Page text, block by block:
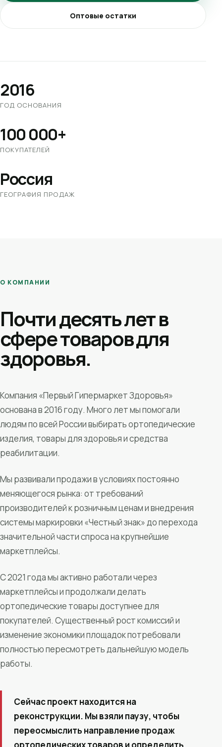
Оптовые остатки
2016
ГОД ОСНОВАНИЯ
100 000+
ПОКУПАТЕЛЕЙ
Россия
ГЕОГРАФИЯ ПРОДАЖ
О КОМПАНИИ
Почти десять лет в
сфере товаров для
здоровья.
Компания «Первый Гипермаркет Здоровья»
основана в 2016 году. Много лет мы помогали
людям по всей России выбирать ортопедические
изделия, товары для здоровья и средства
реабилитации.
Мы развивали продажи в условиях постоянно
меняющегося рынка: от требований
производителей к розничным ценам и внедрения
системы маркировки «Честный знак» до перехода
значительной части спроса на крупнейшие
маркетплейсы.
С 2021 года мы активно работали через
маркетплейсы и продолжали делать
ортопедические товары доступнее для
покупателей. Существенный рост комиссий и
изменение экономики площадок потребовали
полностью пересмотреть дальнейшую модель
работы.
Сейчас проект находится на
реконструкции. Мы взяли паузу, чтобы
переосмыслить направление продаж